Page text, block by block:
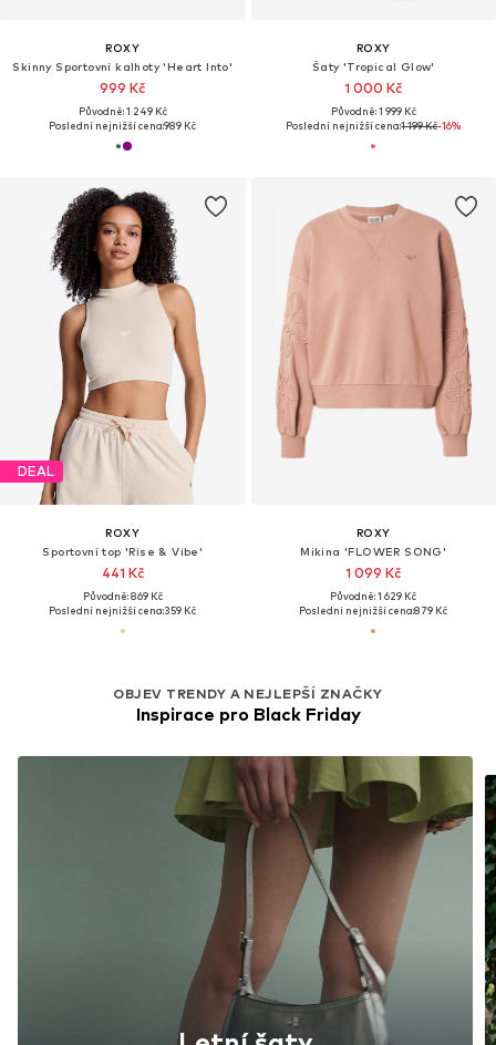
ROXY
Skinny Sportovní kalhoty 'Heart Into'
999 Kč
Původně: 1 249 Kč
Poslední nejnižší cena:989 Kč
ROXY
Šaty 'Tropical Glow'
1 000 Kč
Původně: 1 999 Kč
Poslední nejnižší cena:1 199 Kč-16%
DEAL
ROXY
Sportovní top 'Rise & Vibe'
441 Kč
Původně: 869 Kč
Poslední nejnižší cena:359 Kč
ROXY
Mikina 'FLOWER SONG'
1 099 Kč
Původně: 1 629 Kč
Poslední nejnižší cena:879 Kč
OBJEV TRENDY A NEJLEPŠÍ ZNAČKY
Inspirace pro Black Friday